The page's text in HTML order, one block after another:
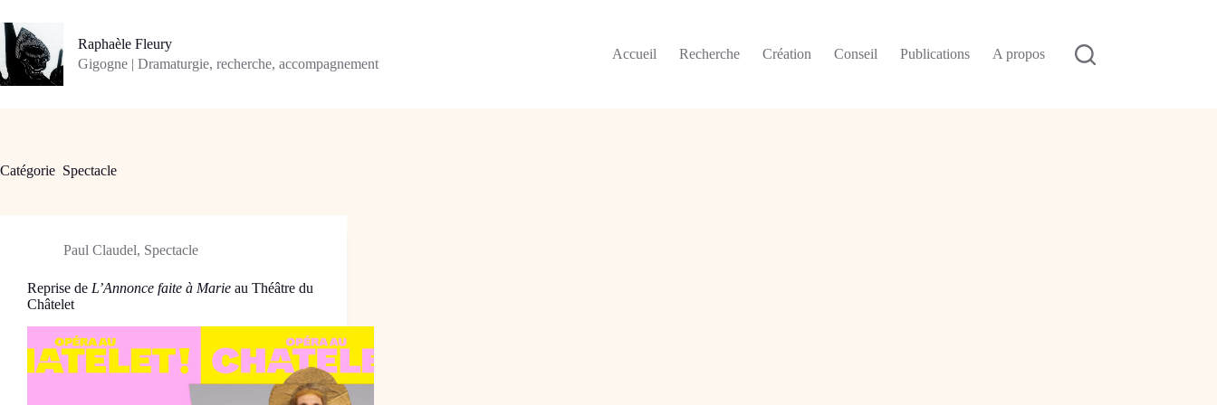
au
contenu
Raphaèle Fleury
Gigogne | Dramaturgie, recherche, accompagnement
Accueil Recherche Création Conseil Publications A propos
Catégorie Spectacle
Paul Claudel, Spectacle
Reprise de L’Annonce faite à Marie au Théâtre du
Châtelet